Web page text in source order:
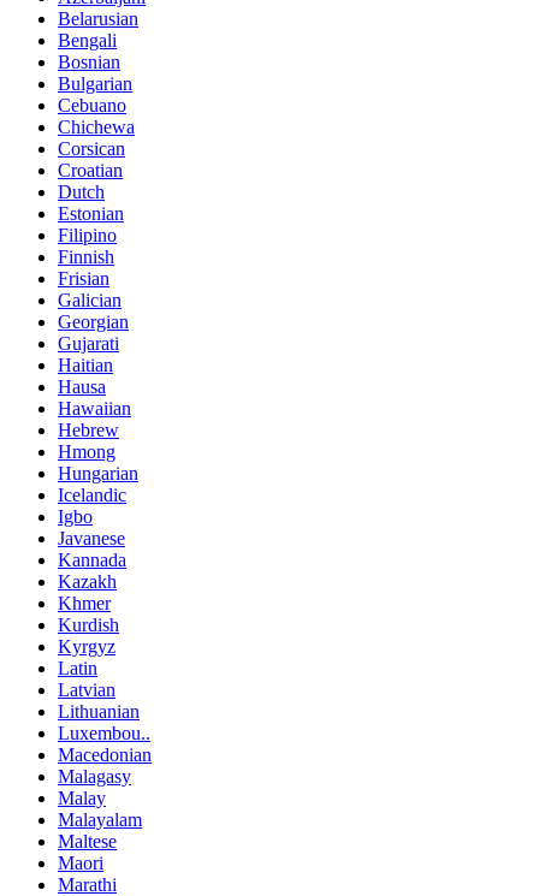
Belarusian
Bengali
Bosnian
Bulgarian
Cebuano
Chichewa
Corsican
Croatian
Dutch
Estonian
Filipino
Finnish
Frisian
Galician
Georgian
Gujarati
Haitian
Hausa
Hawaiian
Hebrew
Hmong
Hungarian
Icelandic
Igbo
Javanese
Kannada
Kazakh
Khmer
Kurdish
Kyrgyz
Latin
Latvian
Lithuanian
Luxembou..
Macedonian
Malagasy
Malay
Malayalam
Maltese
Maori
Marathi